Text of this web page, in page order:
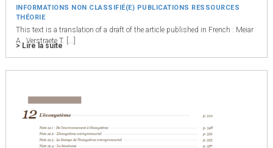
INFORMATIONS NON CLASSIFIÉ(E) PUBLICATIONS RESSOURCES
THÉORIE
This text is a translation of a draft of the article published in French : Meiar
A., Verstraete T. [...]
> Lire la suite